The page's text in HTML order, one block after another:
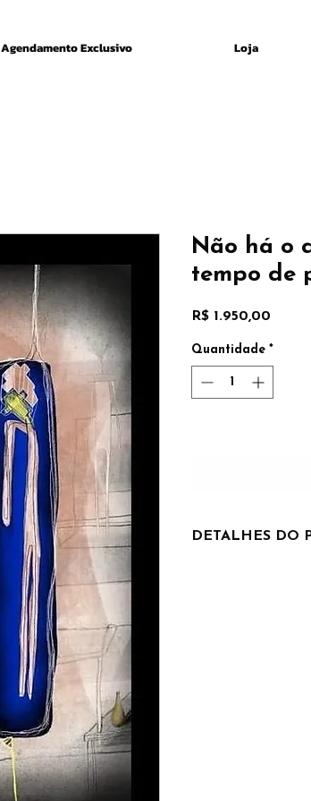
Agendamento Exclusivo Loja
Não há o
tempo de
R$ 1.950,00
Quantidade *
DETALHES DO